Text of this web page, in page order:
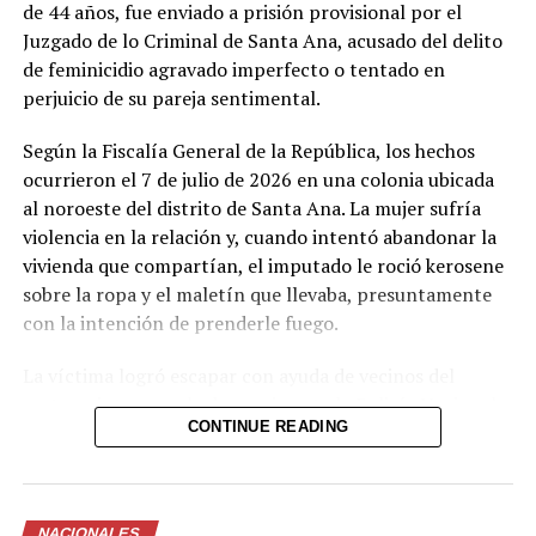
VIDEO: Embajadora de EE.UU. Jean Manes, es captada
surfeando en El Zonte
Flujo elevado de turistas entrando y saliendo del país en
este periodo de Semana Santa
de 44 años, fue enviado a prisión provisional por el
Juzgado de lo Criminal de Santa Ana, acusado del delito
de feminicidio agravado imperfecto o tentado en
perjuicio de su pareja sentimental.
Según la Fiscalía General de la República, los hechos
ocurrieron el 7 de julio de 2026 en una colonia ubicada
al noroeste del distrito de Santa Ana. La mujer sufría
violencia en la relación y, cuando intentó abandonar la
vivienda que compartían, el imputado le roció kerosene
sobre la ropa y el maletín que llevaba, presuntamente
con la intención de prenderle fuego.
sector e interpuso la denuncia ante la Policía Nacional
Civil, que capturó al hombre en flagrancia. El kerosene
comúnmente usado como combustible.
CONTINUE READING